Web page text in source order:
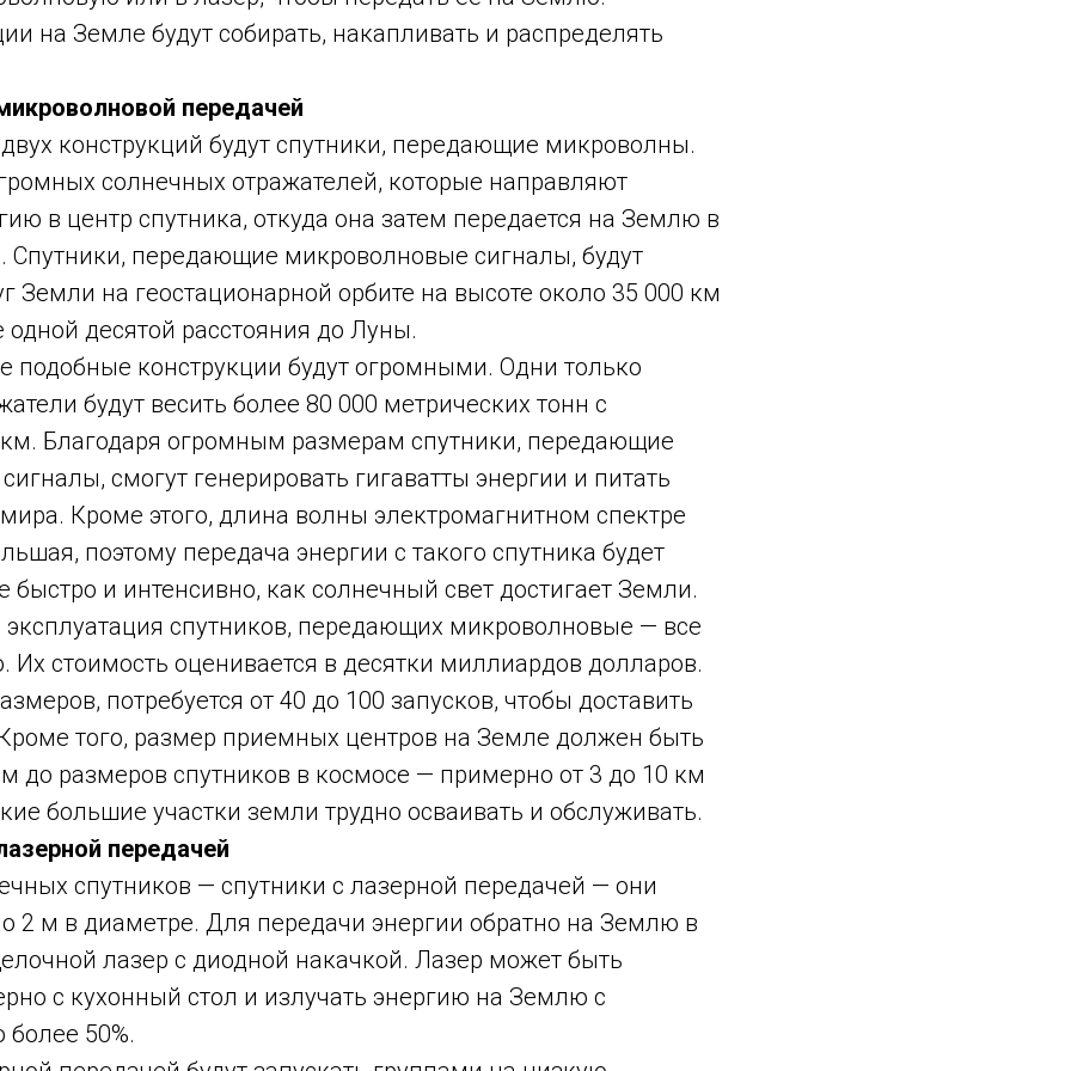
на Земле будут собирать, накапливать и распределять
передачей
конструкций будут спутники, передающие микроволны.
солнечных отражателей, которые направляют
в центр спутника, откуда она затем передается на Землю в
Спутники, передающие микроволновые сигналы, будут
Земли на геостационарной орбите на высоте около 35 000 км
одной десятой расстояния до Луны.
подобные конструкции будут огромными. Одни только
будут весить более 80 000 метрических тонн с
Благодаря огромным размерам спутники, передающие
смогут генерировать гигаватты энергии и питать
Кроме этого, длина волны электромагнитном спектре
поэтому передача энергии с такого спутника будет
быстро и интенсивно, как солнечный свет достигает Земли.
эксплуатация спутников, передающих микроволновые — все
Их стоимость оценивается в десятки миллиардов долларов.
потребуется от 40 до 100 запусков, чтобы доставить
того, размер приемных центров на Земле должен быть
до размеров спутников в космосе — примерно от 3 до 10 км
большие участки земли трудно осваивать и обслуживать.
передачей
спутников — спутники с лазерной передачей — они
2 м в диаметре. Для передачи энергии обратно на Землю в
лазер с диодной накачкой. Лазер может быть
с кухонный стол и излучать энергию на Землю с
50%.